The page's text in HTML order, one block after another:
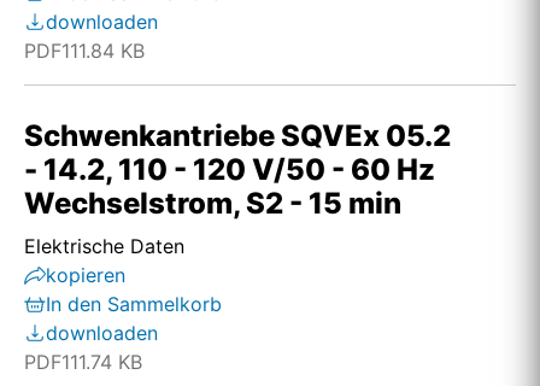
downloaden
PDF111.84 KB
Schwenkantriebe SQVEx 05.2
- 14.2, 110 - 120 V/50 - 60 Hz
Wechselstrom, S2 - 15 min
Elektrische Daten
kopieren
In den Sammelkorb
downloaden
PDF111.74 KB